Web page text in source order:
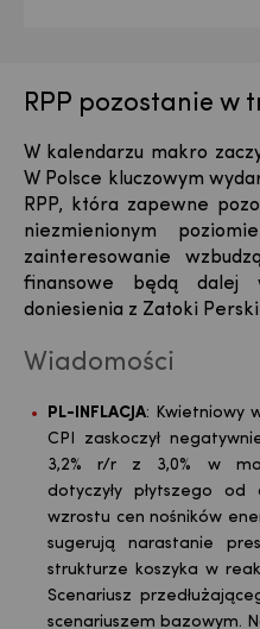
RPP pozostanie
W kalendarzu makro
W Polsce kluczowym
RPP, która zapewne
niezmienionym
zainteresowanie
finansowe będą dalej
doniesienia z Zatoki
Wiadomości
PL-INFLACJA: Kwietniowy
CPI zaskoczył
3,2% r/r z 3,0% w
dotyczyły płytszego
wzrostu cen nośników
sugerują narastanie
strukturze koszyka w
Scenariusz
scenariuszem bazowym.